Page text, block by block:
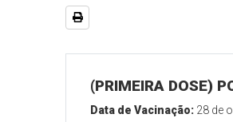
(PRIMEIRA DOSE)
Data de Vacinação: 28 de